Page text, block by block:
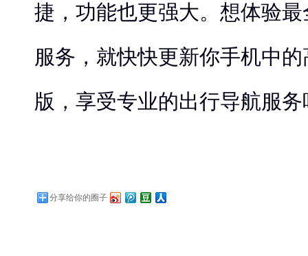
捷，功能也更强大。想体验
服务，就快快更新你手机中
版，享受专业的出行导航服务
分享给你的圈子